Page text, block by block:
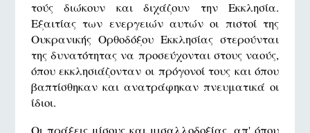
τούς διώκουν και διχάζουν την Εκκλησία.
Εξαιτίας των ενεργειών αυτών οι πιστοί της
Ουκρανικής Ορθοδόξου Εκκλησίας στερούνται
της δυνατότητας να προσεύχονται στους ναούς,
όπου εκκλησιάζονταν οι πρόγονοί τους και όπου
βαπτίσθηκαν και ανατράφηκαν πνευματικά οι
ίδιοι.
Οι πράξεις μίσους και μισαλλοδοξίας, απ' όπου